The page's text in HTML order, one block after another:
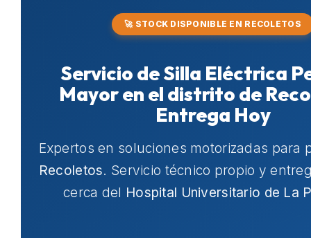
🚀 STOCK DISPONIBLE EN RECOLETOS
Servicio de Silla Eléctrica
Mayor en el distrito de
Entrega Hoy
Expertos en soluciones motorizadas para
Recoletos. Servicio técnico propio y
cerca del Hospital Universitario de La